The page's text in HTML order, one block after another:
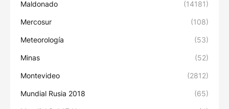
Maldonado (14181)
Mercosur (108)
Meteorología (53)
Minas (52)
Montevideo (2812)
Mundial Rusia 2018 (65)